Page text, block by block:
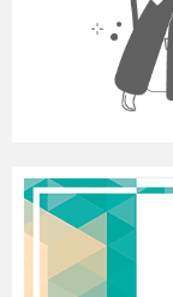
показників
питання
роботи